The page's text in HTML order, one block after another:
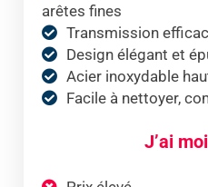
arêtes fines
Transmission
Design élégant et
Acier inoxydable
Facile à nettoyer,
J’ai